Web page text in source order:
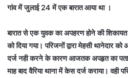
गांव में जुलाई 24 में एक बारात आया था ।
बारात से एक युवक का अपहरण होने की शिकायत
को दिया गया। परिजनों द्वारा मेहसी थानेदार
दर्ज नही करने के कारण आजतक अपहृत का
माह बाद वैरिया थाना में केस दर्ज कराया। वही